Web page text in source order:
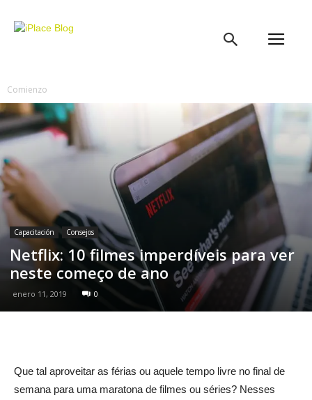
Comienzo
Capacitación Consejos
Netflix: 10 filmes imperdíveis para ver
neste começo de ano
enero 11, 2019 0
Que tal aproveitar as férias ou aquele tempo livre no final de
semana para uma maratona de filmes ou séries? Nesses